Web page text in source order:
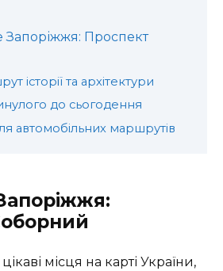
Запоріжжя: Проспект
історії та архітектури
до сьогодення
автомобільних маршрутів
місця на карті України,